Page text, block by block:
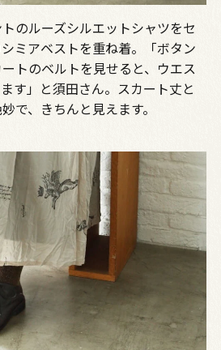
のルーズシルエットシャツをセ
ミアベストを重ね着。「ボタン
トのベルトを見せると、ウエス
す」と須田さん。スカート丈と
で、きちんと見えます。